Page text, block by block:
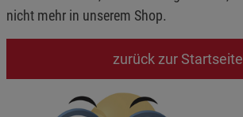
nicht mehr in unserem Shop.
zurück zur Startseite